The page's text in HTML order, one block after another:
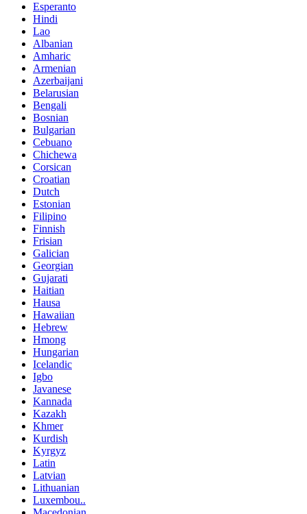
Esperanto
Hindi
Lao
Albanian
Amharic
Armenian
Azerbaijani
Belarusian
Bengali
Bosnian
Bulgarian
Cebuano
Chichewa
Corsican
Croatian
Dutch
Estonian
Filipino
Finnish
Frisian
Galician
Georgian
Gujarati
Haitian
Hausa
Hawaiian
Hebrew
Hmong
Hungarian
Icelandic
Igbo
Javanese
Kannada
Kazakh
Khmer
Kurdish
Kyrgyz
Latin
Latvian
Lithuanian
Luxembou..